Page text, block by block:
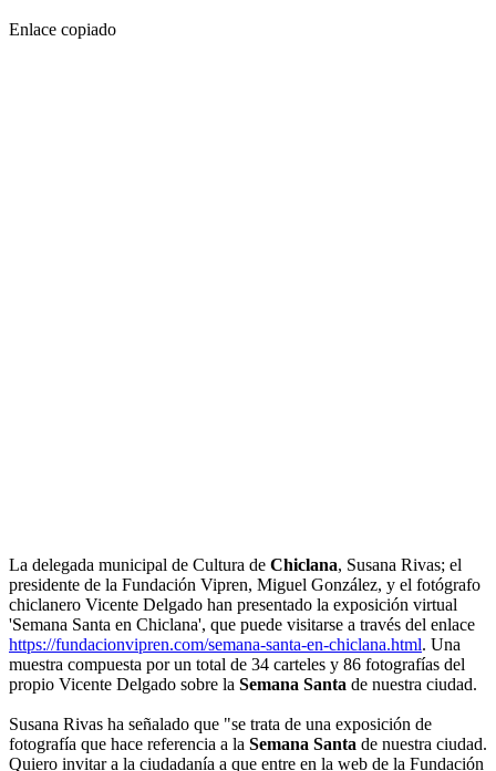
Enlace copiado
La delegada municipal de Cultura de Chiclana, Susana Rivas; el
presidente de la Fundación Vipren, Miguel González, y el fotógrafo
chiclanero Vicente Delgado han presentado la exposición virtual
'Semana Santa en Chiclana', que puede visitarse a través del enlace
https://fundacionvipren.com/semana-santa-en-chiclana.html. Una
muestra compuesta por un total de 34 carteles y 86 fotografías del
propio Vicente Delgado sobre la Semana Santa de nuestra ciudad.
Susana Rivas ha señalado que "se trata de una exposición de
fotografía que hace referencia a la Semana Santa de nuestra ciudad.
Quiero invitar a la ciudadanía a que entre en la web de la Fundación